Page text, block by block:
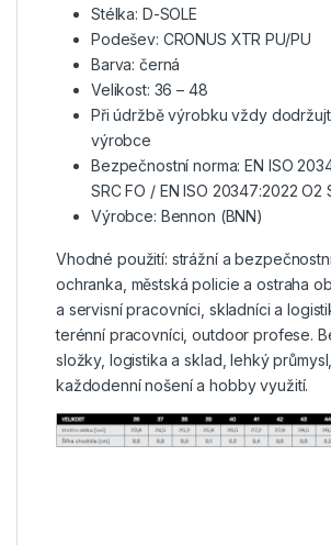
Stélka: D-SOLE
Podešev: CRONUS XTR PU/PU
Barva: černá
Velikost: 36 – 48
Při údržbě výrobku vždy
výrobce
Bezpečnostní norma: EN ISO
SRC FO / EN ISO 20347:2022 O2
Výrobce: Bennon (BNN)
Vhodné použití: strážní a
ochranka, městská policie a ostraha
a servisní pracovníci, skladníci a
terénní pracovníci, outdoor profese.
složky, logistika a sklad, lehký
každodenní nošení a hobby využití.